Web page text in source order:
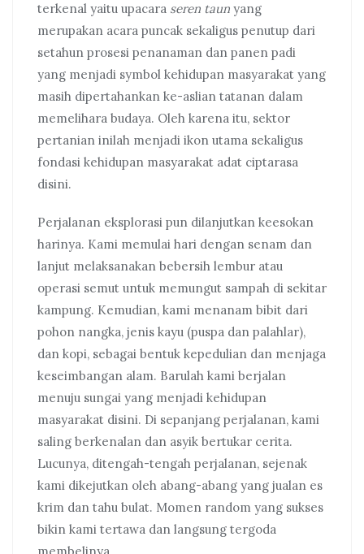
terkenal yaitu upacara seren taun yang
merupakan acara puncak sekaligus penutup dari
setahun prosesi penanaman dan panen padi
yang menjadi symbol kehidupan masyarakat yang
masih dipertahankan ke-aslian tatanan dalam
memelihara budaya. Oleh karena itu, sektor
pertanian inilah menjadi ikon utama sekaligus
fondasi kehidupan masyarakat adat ciptarasa
disini.
Perjalanan eksplorasi pun dilanjutkan keesokan
harinya. Kami memulai hari dengan senam dan
lanjut melaksanakan bebersih lembur atau
operasi semut untuk memungut sampah di sekitar
kampung. Kemudian, kami menanam bibit dari
pohon nangka, jenis kayu (puspa dan palahlar),
dan kopi, sebagai bentuk kepedulian dan menjaga
keseimbangan alam. Barulah kami berjalan
menuju sungai yang menjadi kehidupan
masyarakat disini. Di sepanjang perjalanan, kami
saling berkenalan dan asyik bertukar cerita.
Lucunya, ditengah-tengah perjalanan, sejenak
kami dikejutkan oleh abang-abang yang jualan es
krim dan tahu bulat. Momen random yang sukses
bikin kami tertawa dan langsung tergoda